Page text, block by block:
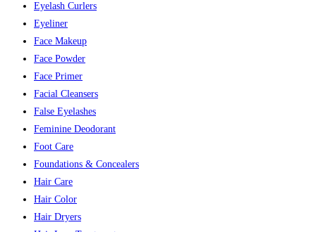
Eyelash Curlers
Eyeliner
Face Makeup
Face Powder
Face Primer
Facial Cleansers
False Eyelashes
Feminine Deodorant
Foot Care
Foundations & Concealers
Hair Care
Hair Color
Hair Dryers